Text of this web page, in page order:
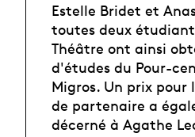
Estelle Bridet et
toutes deux
Théâtre ont ainsi
d'études du Pour-
Migros. Un prix pour
de partenaire a
décerné à Agathe